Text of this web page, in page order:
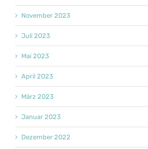
November 2023
Juli 2023
Mai 2023
April 2023
März 2023
Januar 2023
Dezember 2022